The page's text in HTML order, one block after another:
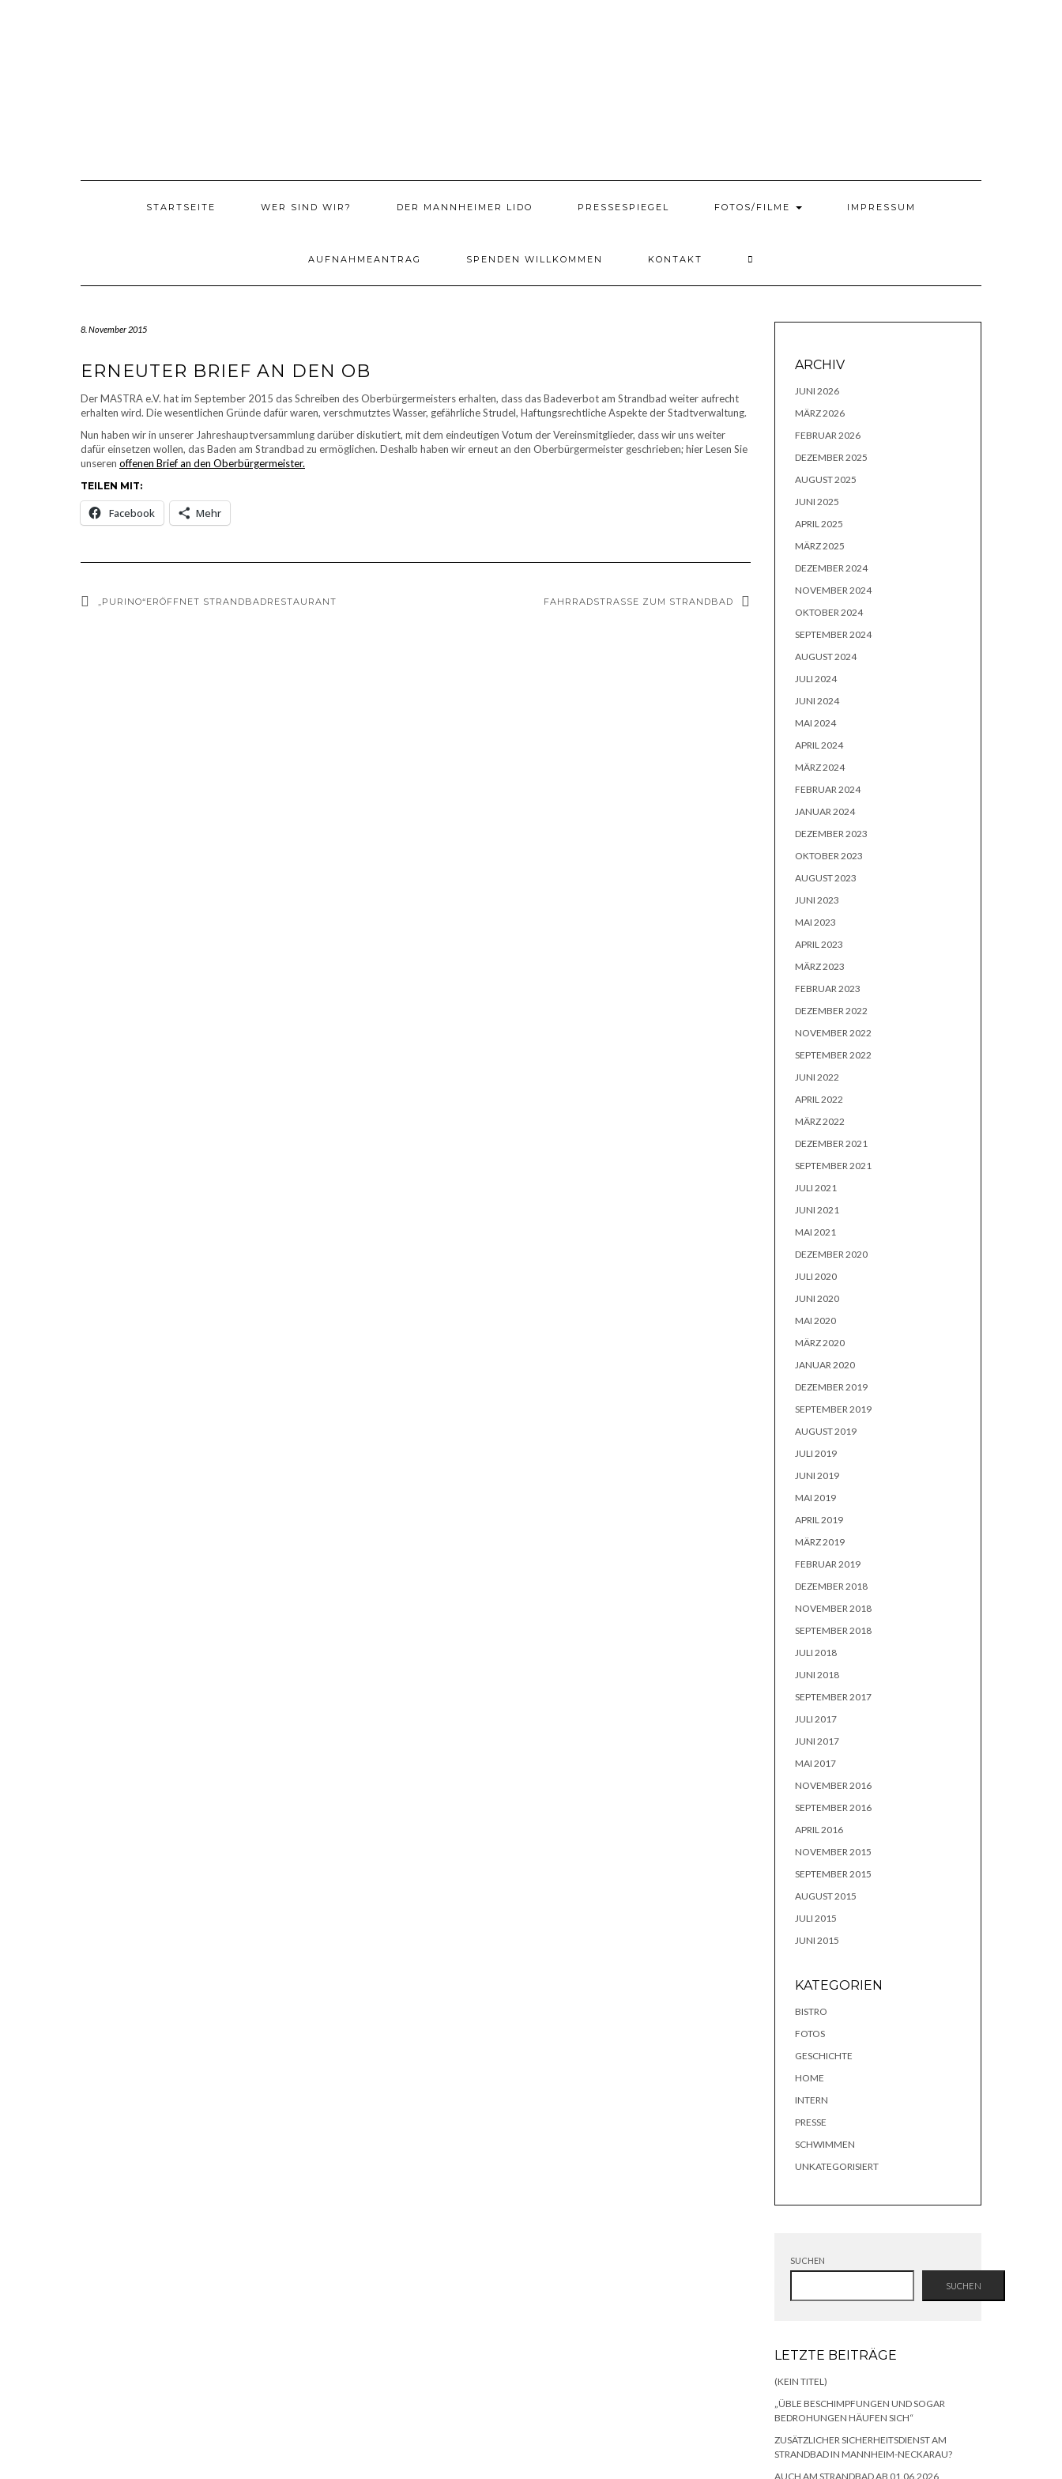
STARTSEITE WER SIND WIR? DER MANNHEIMER LIDO PRESSESPIEGEL FOTOS/FILME IMPRESSUM
AUFNAHMEANTRAG SPENDEN WILLKOMMEN KONTAKT
8. November 2015
ERNEUTER BRIEF AN DEN OB
Der MASTRA e.V. hat im September 2015 das Schreiben des Oberbürgermeisters erhalten, dass das Badeverbot am Strandbad weiter aufrecht
erhalten wird. Die wesentlichen Gründe dafür waren, verschmutztes Wasser, gefährliche Strudel, Haftungsrechtliche Aspekte der Stadtverwaltung.
Nun haben wir in unserer Jahreshauptversammlung darüber diskutiert, mit dem eindeutigen Votum der Vereinsmitglieder, dass wir uns weiter
dafür einsetzen wollen, das Baden am Strandbad zu ermöglichen. Deshalb haben wir erneut an den Oberbürgermeister geschrieben; hier Lesen Sie
unseren offenen Brief an den Oberbürgermeister.
TEILEN MIT:
Facebook Mehr
„PURINO“ERÖFFNET STRANDBADRESTAURANT FAHRRADSTRASSE ZUM STRANDBAD
ARCHIV
JUNI 2026
MÄRZ 2026
FEBRUAR 2026
DEZEMBER 2025
AUGUST 2025
JUNI 2025
APRIL 2025
MÄRZ 2025
DEZEMBER 2024
NOVEMBER 2024
OKTOBER 2024
SEPTEMBER 2024
AUGUST 2024
JULI 2024
JUNI 2024
MAI 2024
APRIL 2024
MÄRZ 2024
FEBRUAR 2024
JANUAR 2024
DEZEMBER 2023
OKTOBER 2023
AUGUST 2023
JUNI 2023
MAI 2023
APRIL 2023
MÄRZ 2023
FEBRUAR 2023
DEZEMBER 2022
NOVEMBER 2022
SEPTEMBER 2022
JUNI 2022
APRIL 2022
MÄRZ 2022
DEZEMBER 2021
SEPTEMBER 2021
JULI 2021
JUNI 2021
MAI 2021
DEZEMBER 2020
JULI 2020
JUNI 2020
MAI 2020
MÄRZ 2020
JANUAR 2020
DEZEMBER 2019
SEPTEMBER 2019
AUGUST 2019
JULI 2019
JUNI 2019
MAI 2019
APRIL 2019
MÄRZ 2019
FEBRUAR 2019
DEZEMBER 2018
NOVEMBER 2018
SEPTEMBER 2018
JULI 2018
JUNI 2018
SEPTEMBER 2017
JULI 2017
JUNI 2017
MAI 2017
NOVEMBER 2016
SEPTEMBER 2016
APRIL 2016
NOVEMBER 2015
SEPTEMBER 2015
AUGUST 2015
JULI 2015
JUNI 2015
KATEGORIEN
BISTRO
FOTOS
GESCHICHTE
HOME
INTERN
PRESSE
SCHWIMMEN
UNKATEGORISIERT
SUCHEN
SUCHEN
LETZTE BEITRÄGE
(KEIN TITEL)
„ÜBLE BESCHIMPFUNGEN UND SOGAR
BEDROHUNGEN HÄUFEN SICH“
ZUSÄTZLICHER SICHERHEITSDIENST AM
STRANDBAD IN MANNHEIM-NECKARAU?
AUCH AM STRANDBAD AB 01.06.2026